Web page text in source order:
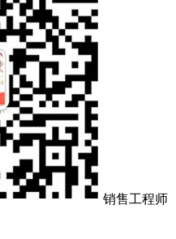
销售工程师